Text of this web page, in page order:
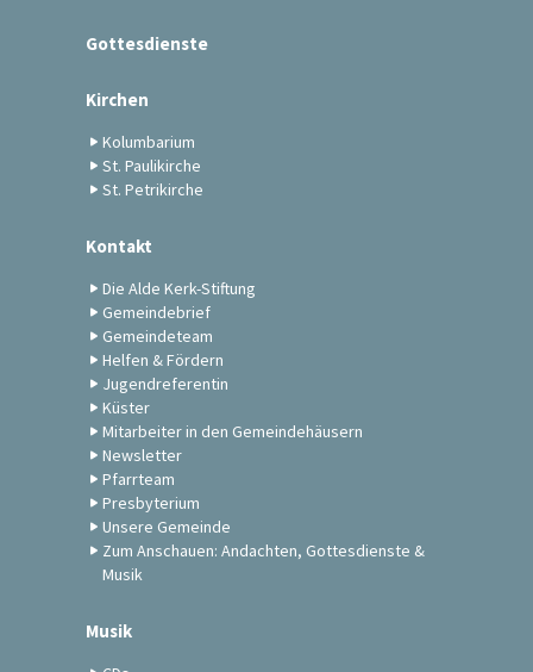
Gottesdienste
Kirchen
Kolumbarium
St. Paulikirche
St. Petrikirche
Kontakt
Die Alde Kerk-Stiftung
Gemeindebrief
Gemeindeteam
Helfen & Fördern
Jugendreferentin
Küster
Mitarbeiter in den Gemeindehäusern
Newsletter
Pfarrteam
Presbyterium
Unsere Gemeinde
Zum Anschauen: Andachten, Gottesdienste &
Musik
Musik